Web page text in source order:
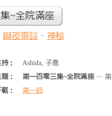
~全院滿座
嚇夜靈談 、 神秘
：
Ashida, 子喬
：
第一百零三集~全院滿座— 第
載：
第一節